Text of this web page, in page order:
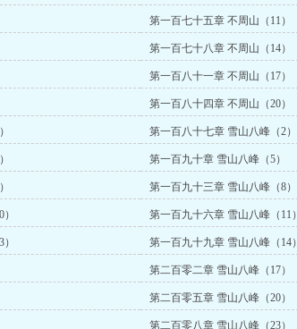
第一百七十五章 不周山（11）
第一百七十八章 不周山（14）
第一百八十一章 不周山（17）
第一百八十四章 不周山（20）
第一百八十七章 雪山八峰（2）
第一百九十章 雪山八峰（5）
第一百九十三章 雪山八峰（8）
第一百九十六章 雪山八峰（11）
第一百九十九章 雪山八峰（14）
第二百零二章 雪山八峰（17）
第二百零五章 雪山八峰（20）
第二百零八章 雪山八峰（23）